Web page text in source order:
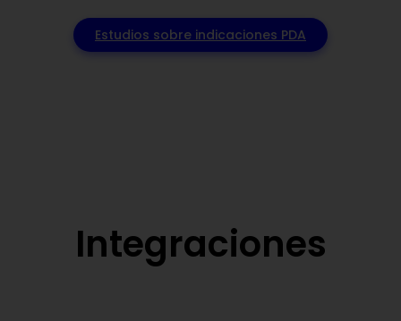
Estudios sobre indicaciones PDA
Integraciones